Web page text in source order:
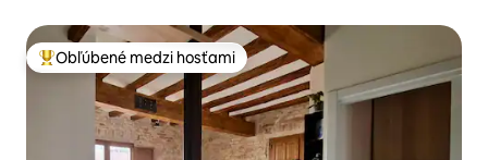
Najobľúbenejšie medzi hosťami
Obľúbené medzi hosťami